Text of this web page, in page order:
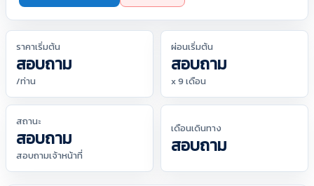
ราคาเริ่มต้น
สอบถาม
/ท่าน
ผ่อนเริ่มต้น
สอบถาม
x 9 เดือน
สถานะ
สอบถาม
สอบถามเจ้าหน้าที่
เดือนเดินทาง
สอบถาม